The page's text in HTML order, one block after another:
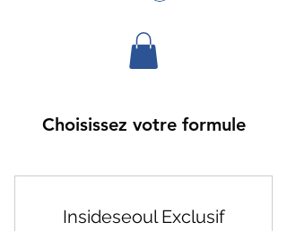
Choisissez votre formule
Insideseoul Exclusif